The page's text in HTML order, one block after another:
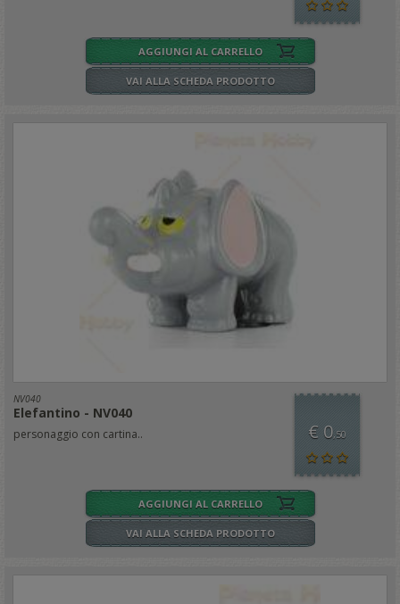
AGGIUNGI AL CARRELLO
VAI ALLA SCHEDA PRODOTTO
NV040
Elefantino - NV040
personaggio con cartina.. € 0,50
AGGIUNGI AL CARRELLO
VAI ALLA SCHEDA PRODOTTO